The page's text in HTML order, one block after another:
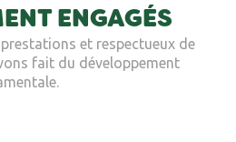
ENGAGÉS
et respectueux de
fait du développement